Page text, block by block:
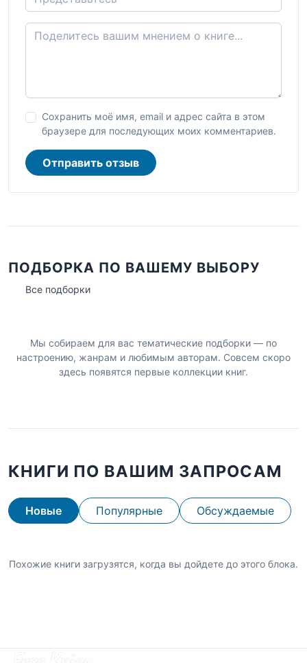
Сохранить моё имя, email и адрес сайта в этом
браузере для последующих моих комментариев.
Отправить отзыв
ПОДБОРКА ПО ВАШЕМУ ВЫБОРУ
Все подборки
Мы собираем для вас тематические подборки — по
настроению, жанрам и любимым авторам. Совсем скоро
здесь появятся первые коллекции книг.
КНИГИ ПО ВАШИМ ЗАПРОСАМ
Новые Популярные Обсуждаемые
Похожие книги загрузятся, когда вы дойдете до этого блока.